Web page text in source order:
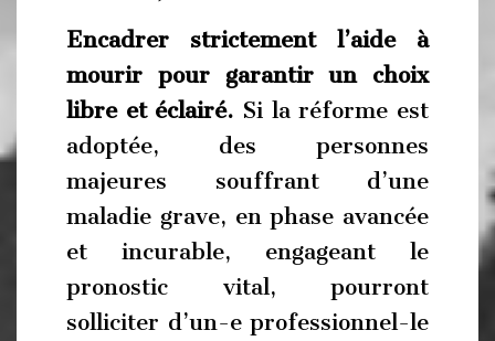
Encadrer strictement l’aide à
mourir pour garantir un choix
libre et éclairé. Si la réforme est
adoptée, des personnes
majeures souffrant d’une
maladie grave, en phase avancée
et incurable, engageant le
pronostic vital, pourront
solliciter d’un-e professionnel-le